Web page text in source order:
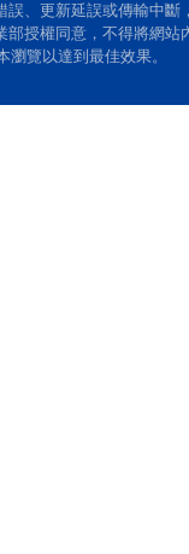
、更新延誤或傳輸中
授權同意，不得將網站
覽以達到最佳效果。